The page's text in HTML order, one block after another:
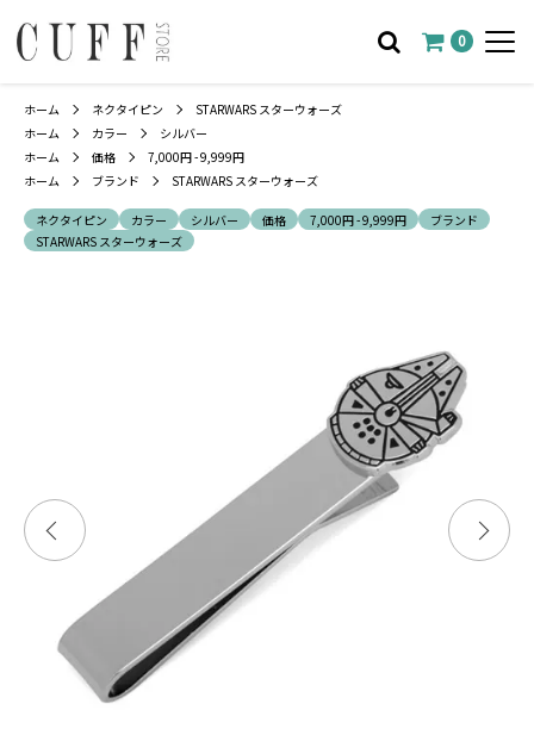
0
ホーム ネクタイピン
STARWARS スターウォーズ
ホーム
カラー
シルバー
ホーム
価格
7,000円 - 9,999円
ホーム
ブランド STARWARS スターウォーズ
ネクタイピン カラー シルバー 価格 7,000円 - 9,999円
ブランド
STARWARS スターウォーズ